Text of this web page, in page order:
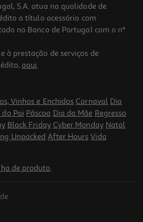
André Fernandes
S.A. atua na qualidade de
a título acessório com
no Banco de Portugal com o nº
à prestação de serviços de
aqui.
Vinhos e Enchidos Carnaval Dia
do Pai Páscoa Dia da Mãe Regresso
Black Friday Cyber Monday Natal
Unpacked After Hours Vida
de produto.